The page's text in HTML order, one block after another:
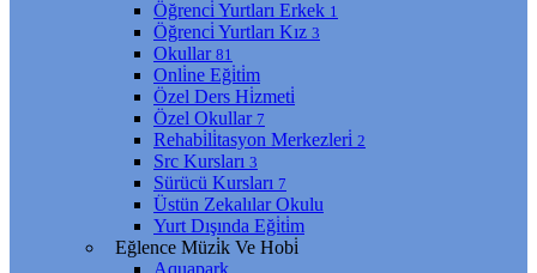
Öğrenci̇ Yurtları Erkek 1
Öğrenci̇ Yurtları Kız 3
Okullar 81
Onli̇ne Eği̇ti̇m
Özel Ders Hi̇zmeti̇
Özel Okullar 7
Rehabi̇li̇tasyon Merkezleri̇ 2
Src Kursları 3
Sürücü Kursları 7
Üstün Zekalılar Okulu
Yurt Dışında Eği̇ti̇m
Eğlence Müzi̇k Ve Hobi̇
Aquapark